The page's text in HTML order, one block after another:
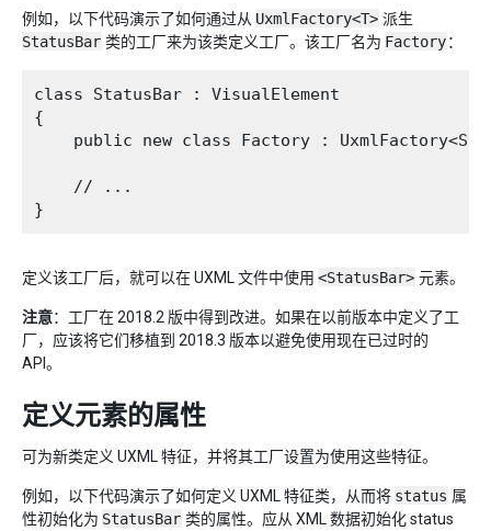
例如，以下代码演示了如何通过从 UxmlFactory<T> 派生
StatusBar 类的工厂来为该类定义工厂。该工厂名为 Factory：
class StatusBar : VisualElement
{
public new class Factory :
    // ...
定义该工厂后，就可以在 UXML 文件中使用 <StatusBar> 元素。
注意：工厂在 2018.2 版中得到改进。如果在以前版本中定义了工
厂，应该将它们移植到 2018.3 版本以避免使用现在已过时的
API。
定义元素的属性
可为新类定义 UXML 特征，并将其工厂设置为使用这些特征。
例如，以下代码演示了如何定义 UXML 特征类，从而将 status 属
性初始化为 StatusBar 类的属性。应从 XML 数据初始化 status